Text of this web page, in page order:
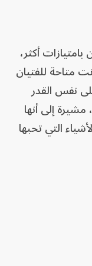
أكثر،
متاحة للفتيان
نفس القدر
إلى أنها
التي تحبها